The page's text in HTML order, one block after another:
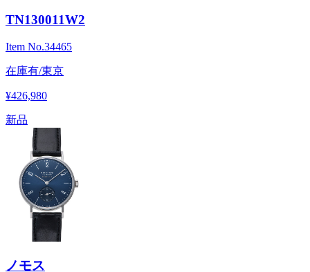
TN130011W2
Item No.34465
在庫有/東京
¥426,980
新品
ノモス